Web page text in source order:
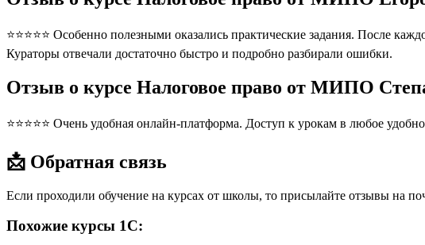
⭐⭐⭐⭐⭐ Особенно полезными оказались практические задания. После
Кураторы отвечали достаточно быстро и подробно разбирали ошибки.
Отзыв о курсе Налоговое право от МИПО
⭐⭐⭐⭐⭐ Очень удобная онлайн-платформа. Доступ к урокам в любое
📩 Обратная связь
Если проходили обучение на курсах от школы, то присылайте отзывы на
Похожие курсы 1С: